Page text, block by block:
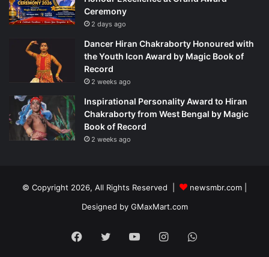
Ceremony
2 days ago
Dancer Hiran Chakraborty Honoured with
the Youth Icon Award by Magic Book of
Record
2 weeks ago
Inspirational Personality Award to Hiran
Chakraborty from West Bengal by Magic
Book of Record
2 weeks ago
© Copyright 2026, All Rights Reserved |
newsmbr.com |
Designed by GMaxMart.com
Facebook
TwitterYouTubeInstagramWhatsApp